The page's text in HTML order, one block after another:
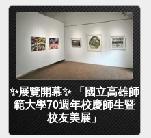
✨展覽開幕✨ 「國立高雄師
範大學70週年校慶師生暨
校友美展」